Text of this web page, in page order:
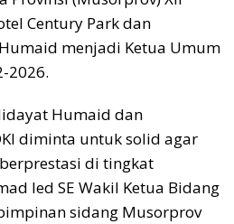
Century Park dan
menjadi Ketua Umum
2026.
Humaid dan
diminta untuk solid agar
di tingkat
Ied SE Wakil Ketua Bidang
sidang Musorprov